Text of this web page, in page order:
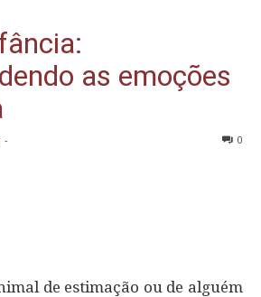
as emoções
- 0
de estimação ou de alguém